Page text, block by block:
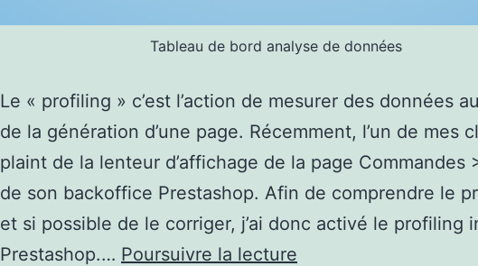
Tableau de bord analyse de données
Le « profiling » c’est l’action de mesurer des données
de la génération d’une page. Récemment, l’un de mes
plaint de la lenteur d’affichage de la page Commandes
de son backoffice Prestashop. Afin de comprendre le
et si possible de le corriger, j’ai donc activé le profiling
Prestashop.… Poursuivre la lecture